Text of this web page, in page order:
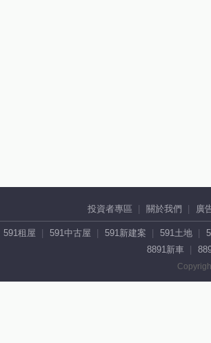
投資者專區 關於我們 廣
591租屋 591中古屋 591新建案 591土地
8891新車